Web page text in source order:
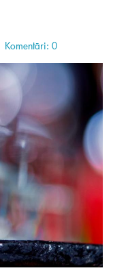
Komentāri: 0